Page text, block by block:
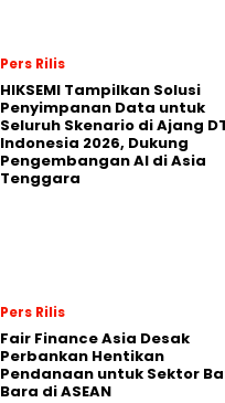
Pers Rilis
HIKSEMI Tampilkan Solusi
Penyimpanan Data untuk
Seluruh Skenario di Ajang
Indonesia 2026, Dukung
Pengembangan AI di Asia
Tenggara
Pers Rilis
Fair Finance Asia Desak
Perbankan Hentikan
Pendanaan untuk Sektor
Bara di ASEAN